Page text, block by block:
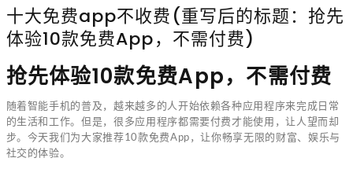
十大免费app不收费(重写后的标题：抢先
体验10款免费App，不需付费)
抢先体验10款免费App，不需付费
随着智能手机的普及，越来越多的人开始依赖各种应用程序来完成日常
的生活和工作。但是，很多应用程序都需要付费才能使用，让人望而却
步。今天我们为大家推荐10款免费App，让你畅享无限的财富、娱乐与
社交的体验。